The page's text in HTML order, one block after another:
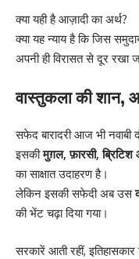
क्या यही है आज़ादी का अर्थ?
क्या यह न्याय है कि जिस
अपनी ही विरासत से दूर रखा
वास्तुकला की शान,
सफेद बारादरी आज भी नवाबी
इसकीमुग़ल, फ़ारसी,
का साक्षात उदाहरण है।
लेकिन इसकी सफेदी अब उस
की भेंट चढ़ा दिया गया।
सरकारें आती रहीं,